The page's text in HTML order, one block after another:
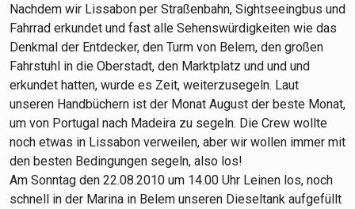
Nachdem wir Lissabon per Straßenbahn, Sightseeingbus und
Fahrrad erkundet und fast alle Sehenswürdigkeiten wie das
Denkmal der Entdecker, den Turm von Belem, den großen
Fahrstuhl in die Oberstadt, den Marktplatz und und und
erkundet hatten, wurde es Zeit, weiterzusegeln. Laut
unseren Handbüchern ist der Monat August der beste Monat,
um von Portugal nach Madeira zu segeln. Die Crew wollte
noch etwas in Lissabon verweilen, aber wir wollen immer mit
den besten Bedingungen segeln, also los!
Am Sonntag den 22.08.2010 um 14.00 Uhr Leinen los, noch
schnell in der Marina in Belem unseren Dieseltank aufgefüllt